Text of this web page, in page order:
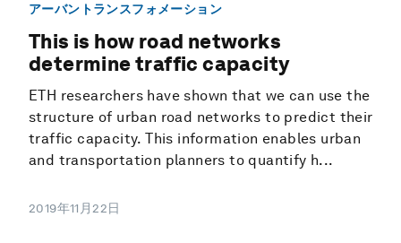
アーバントランスフォメーション
This is how road networks
determine traffic capacity
ETH researchers have shown that we can use the
structure of urban road networks to predict their
traffic capacity. This information enables urban
and transportation planners to quantify h...
2019年11月22日